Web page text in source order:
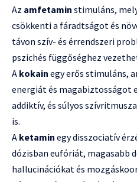
Az amfetamin stimuláns,
csökkenti a fáradtságot és
távon szív- és érrendszeri
pszichés függőséghez
A kokain egy erős stimuláns,
energiát és magabiztosságot
addiktív, és súlyos
is.
A ketamin egy disszociatív
dózisban eufóriát, magasabb
hallucinációkat és